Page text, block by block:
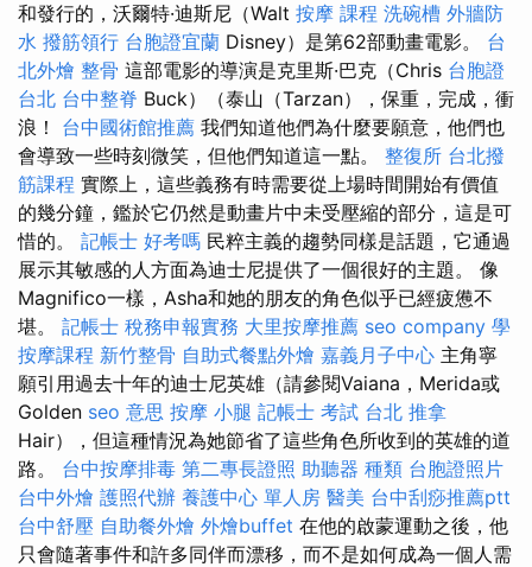
和發行的，沃爾特·迪斯尼（Walt 按摩 課程 洗碗槽 外牆防
水 撥筋領行 台胞證宜蘭 Disney）是第62部動畫電影。 台
北外燴 整骨 這部電影的導演是克里斯·巴克（Chris 台胞證
台北 台中整脊 Buck）（泰山（Tarzan），保重，完成，衝
浪！ 台中國術館推薦 我們知道他們為什麼要願意，他們也
會導致一些時刻微笑，但他們知道這一點。 整復所 台北撥
筋課程 實際上，這些義務有時需要從上場時間開始有價值
的幾分鐘，鑑於它仍然是動畫片中未受壓縮的部分，這是可
惜的。 記帳士 好考嗎 民粹主義的趨勢同樣是話題，它通過
展示其敏感的人方面為迪士尼提供了一個很好的主題。 像
Magnifico一樣，Asha和她的朋友的角色似乎已經疲憊不
堪。 記帳士 稅務申報實務 大里按摩推薦 seo company 學
按摩課程 新竹整骨 自助式餐點外燴 嘉義月子中心 主角寧
願引用過去十年的迪士尼英雄（請參閱Vaiana，Merida或
Golden seo 意思 按摩 小腿 記帳士 考試 台北 推拿
Hair），但這種情況為她節省了這些角色所收到的英雄的道
路。 台中按摩排毒 第二專長證照 助聽器 種類 台胞證照片
台中外燴 護照代辦 養護中心 單人房 醫美 台中刮痧推薦ptt
台中舒壓 自助餐外燴 外燴buffet 在他的啟蒙運動之後，他
只會隨著事件和許多同伴而漂移，而不是如何成為一個人需